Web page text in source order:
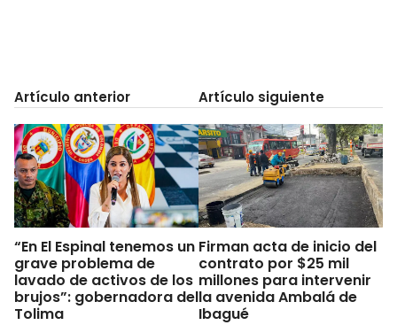
Artículo anterior
“En El Espinal tenemos un
grave problema de
lavado de activos de los
brujos”: gobernadora del
Tolima
Artículo siguiente
Firman acta de inicio del
contrato por $25 mil
millones para intervenir
la avenida Ambalá de
Ibagué